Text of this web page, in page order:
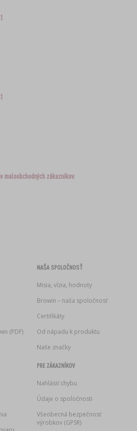
maloobchodných zákazníkov:
(PDF)
NAŠA SPOLOČNOSŤ
Misia, vízia, hodnoty
Browin – naša spoločnosť
Certifikáty
Od nápadu k produktu
Naše značky
PRE ZÁKAZNÍKOV
Nahlásiť chybu
Údaje o spoločnosti
Všeobecná bezpečnosť
výrobkov (GPSR)